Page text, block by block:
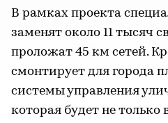
В рамках проекта
заменят около 11 тысяч
проложат 45 км сетей.
смонтирует для города
системы управления
которая будет не